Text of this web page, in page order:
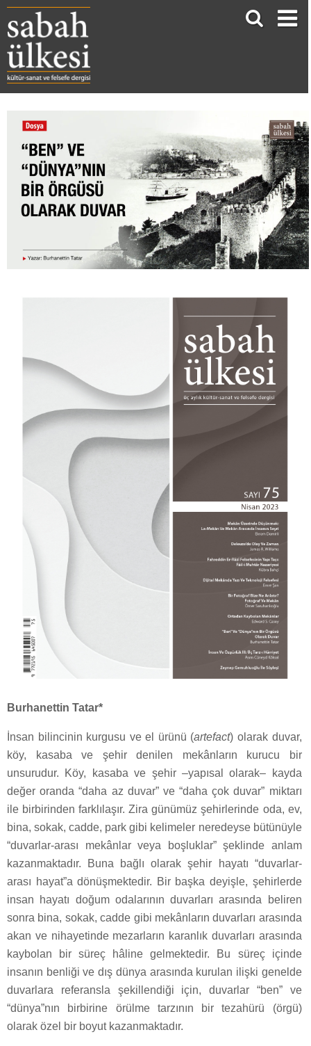
Burhanettin Tatar*
İnsan bilincinin kurgusu ve el ürünü (artefact) olarak duvar,
köy, kasaba ve şehir denilen mekânların kurucu bir
unsurudur. Köy, kasaba ve şehir –yapısal olarak– kayda
değer oranda “daha az duvar” ve “daha çok duvar” miktarı
ile birbirinden farklılaşır. Zira günümüz şehirlerinde oda, ev,
bina, sokak, cadde, park gibi kelimeler neredeyse bütünüyle
“duvarlar-arası mekânlar veya boşluklar” şeklinde anlam
kazanmaktadır. Buna bağlı olarak şehir hayatı “duvarlar-
arası hayat”a dönüşmektedir. Bir başka deyişle, şehirlerde
insan hayatı doğum odalarının duvarları arasında beliren
sonra bina, sokak, cadde gibi mekânların duvarları arasında
akan ve nihayetinde mezarların karanlık duvarları arasında
kaybolan bir süreç hâline gelmektedir. Bu süreç içinde
insanın benliği ve dış dünya arasında kurulan ilişki genelde
duvarlara referansla şekillendiği için, duvarlar “ben” ve
“dünya”nın birbirine örülme tarzının bir tezahürü (örgü)
olarak özel bir boyut kazanmaktadır.